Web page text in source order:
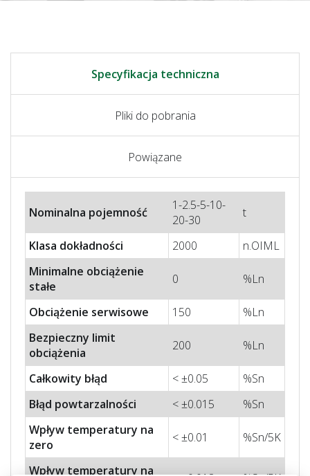
Specyfikacja techniczna
Pliki do pobrania
Powiązane
Nominalna pojemność
1-2.5-5-10-
20-30
t
Klasa dokładności 2000
n.OIML
Minimalne obciążenie
stałe
0 %Ln
Obciążenie serwisowe 150
%Ln
Bezpieczny limit
obciążenia
200 %Ln
Całkowity błąd < ±0.05
%Sn
Błąd powtarzalności
< ±0.015
%Sn
Wpływ temperatury na
zero
< ±0.01 %Sn/5K
Wpływ temperatury na